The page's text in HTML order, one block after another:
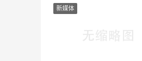
新媒体